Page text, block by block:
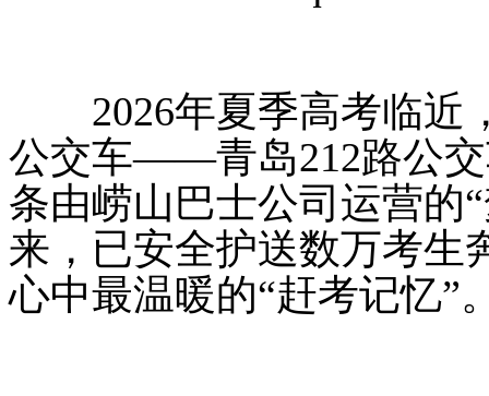
2026年夏季高考临近
公交车——青岛212路公交
条由崂山巴士公司运营的
来，已安全护送数万考生
心中最温暖的“赶考记忆”